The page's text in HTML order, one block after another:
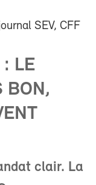
SEV, CFF
: LE
BON,
clair. La